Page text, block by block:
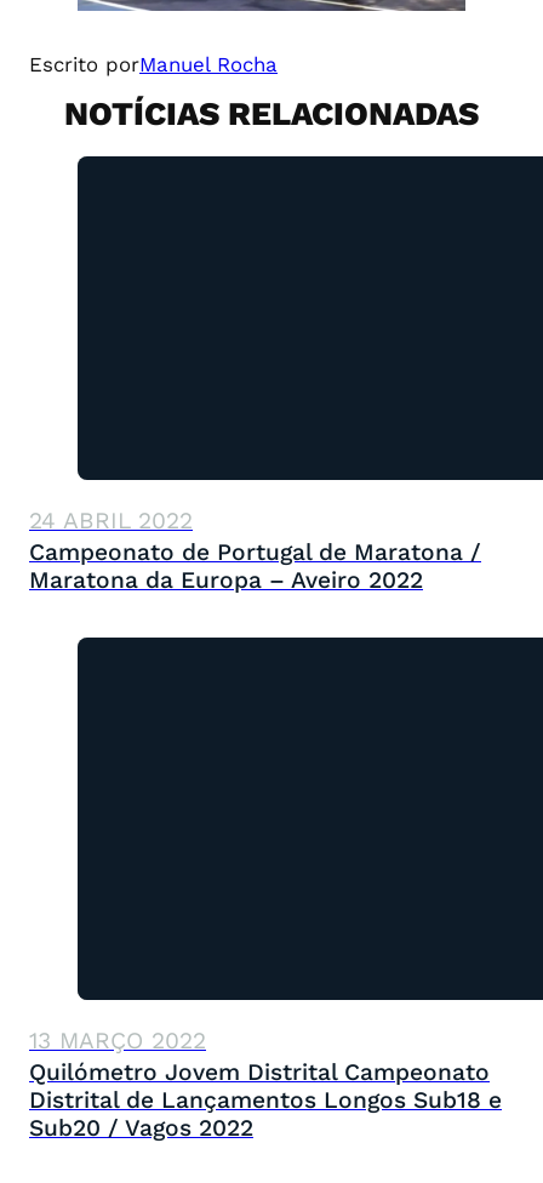
Escrito porManuel Rocha
NOTÍCIAS RELACIONADAS
24 ABRIL 2022
Campeonato de Portugal de Maratona /
Maratona da Europa – Aveiro 2022
13 MARÇO 2022
Quilómetro Jovem Distrital Campeonato
Distrital de Lançamentos Longos Sub18 e
Sub20 / Vagos 2022